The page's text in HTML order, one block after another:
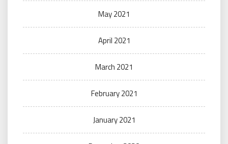
May 2021
April 2021
March 2021
February 2021
January 2021